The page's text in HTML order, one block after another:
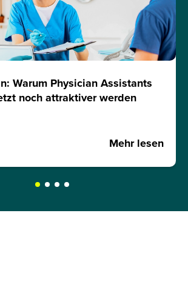
Warum Physician Assistants
noch attraktiver werden
Mehr lesen